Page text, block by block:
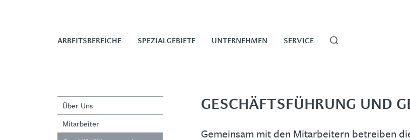
ARBEITSBEREICHE SPEZIALGEBIETE UNTERNEHMEN SERVICE
Über Uns
Mitarbeiter
GESCHÄFTSFÜHRUNG UND
Gemeinsam mit den Mitarbeitern betreiben